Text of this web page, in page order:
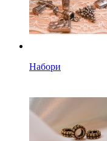
Набори